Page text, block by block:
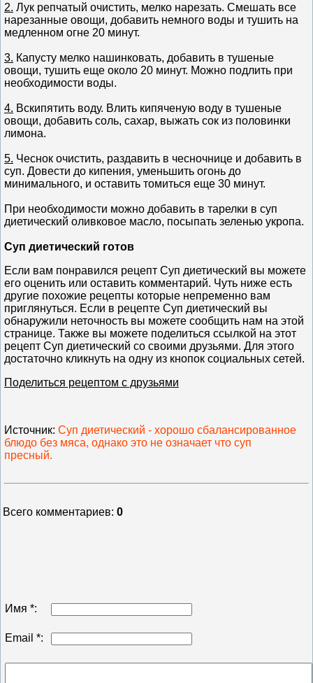
2. Лук репчатый очистить, мелко нарезать. Смешать все
нарезанные овощи, добавить немного воды и тушить на
медленном огне 20 минут.
3. Капусту мелко нашинковать, добавить в тушеные
овощи, тушить еще около 20 минут. Можно подлить при
необходимости воды.
4. Вскипятить воду. Влить кипяченую воду в тушеные
овощи, добавить соль, сахар, выжать сок из половинки
лимона.
5. Чеснок очистить, раздавить в чесночнице и добавить в
суп. Довести до кипения, уменьшить огонь до
минимального, и оставить томиться еще 30 минут.
При необходимости можно добавить в тарелки в суп
диетический оливковое масло, посыпать зеленью укропа.
Суп диетический готов
Если вам понравился рецепт Суп диетический вы можете
его оценить или оставить комментарий. Чуть ниже есть
другие похожие рецепты которые непременно вам
приглянуться. Если в рецепте Суп диетический вы
обнаружили неточность вы можете сообщить нам на этой
странице. Также вы можете поделиться ссылкой на этот
рецепт Суп диетический со своими друзьями. Для этого
достаточно кликнуть на одну из кнопок социальных сетей.
Поделиться рецептом с друзьями
Источник: Суп диетический - хорошо сбалансированное
блюдо без мяса, однако это не означает что суп
пресный.
Всего комментариев: 0
Имя *:
Email *: